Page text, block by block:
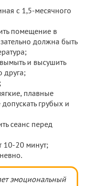
с 1,5-месячного
помещение в
должна быть
и высушить
друга;
плавные
грубых и
сеанс перед
10-20 минут;
эмоциональный